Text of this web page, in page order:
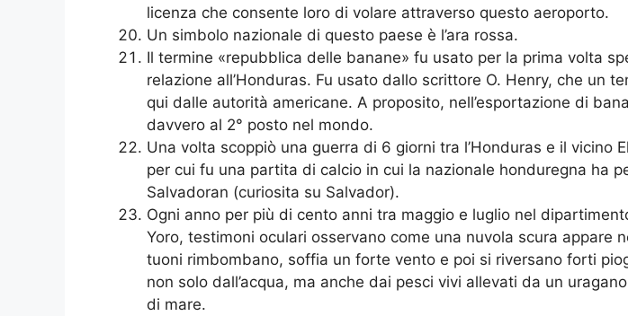
licenza che consente loro di volare attraverso questo aeroporto.
Un simbolo nazionale di questo paese è l’ara rossa.
Il termine «repubblica delle banane» fu usato per la prima volta
relazione all’Honduras. Fu usato dallo scrittore O. Henry, che un
qui dalle autorità americane. A proposito, nell’esportazione di
davvero al 2° posto nel mondo.
Una volta scoppiò una guerra di 6 giorni tra l’Honduras e il vicino
per cui fu una partita di calcio in cui la nazionale honduregna ha
Salvadoran (curiosita su Salvador).
Ogni anno per più di cento anni tra maggio e luglio nel
Yoro, testimoni oculari osservano come una nuvola scura appare
tuoni rimbombano, soffia un forte vento e poi si riversano forti
non solo dall’acqua, ma anche dai pesci vivi allevati da un uragano
di mare.